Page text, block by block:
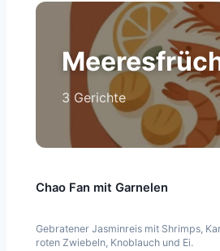
3 Gerichte
Chao Fan mit Garnelen
Gebratener Jasminreis mit Shrimps,
roten Zwiebeln, Knoblauch und Ei.